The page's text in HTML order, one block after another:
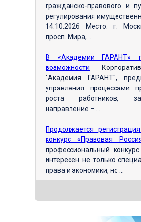
гражданско-правового и
регулирования
14.10.2026 Место: г.
просп. Мира, ...
В «Академии ГАРАНТ»
возможности
"Академия ГАРАНТ",
управления процессами
роста работников,
направление – ...
Продолжается
конкурс «Правовая
профессиональный
интересен не только
права и экономики, но ...